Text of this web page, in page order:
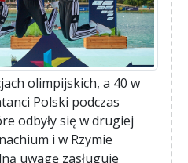
olimpijskich, a 40 w
Polski podczas
odbyły się w drugiej
i w Rzymie
uwagę zasługuje